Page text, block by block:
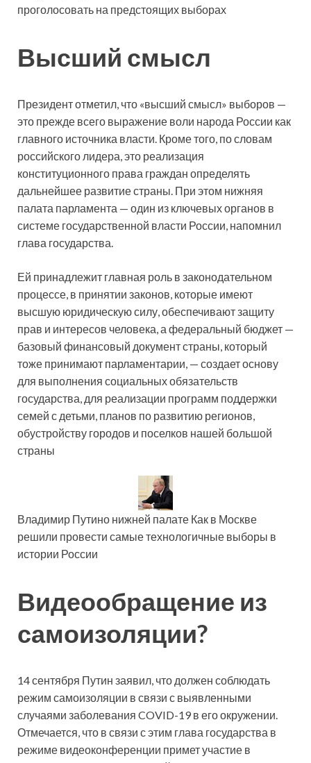
проголосовать на предстоящих выборах
Высший смысл
Президент отметил, что «высший смысл» выборов —
это прежде всего выражение воли народа России как
главного источника власти. Кроме того, по словам
российского лидера, это реализация
конституционного права граждан определять
дальнейшее развитие страны. При этом нижняя
палата парламента — один из ключевых органов в
системе государственной власти России, напомнил
глава государства.
Ей принадлежит главная роль в законодательном
процессе, в принятии законов, которые имеют
высшую юридическую силу, обеспечивают защиту
прав и интересов человека, а федеральный бюджет —
базовый финансовый документ страны, который
тоже принимают парламентарии, — создает основу
для выполнения социальных обязательств
государства, для реализации программ поддержки
семей с детьми, планов по развитию регионов,
обустройству городов и поселков нашей большой
страны
Владимир Путино нижней палате Как в Москве
решили провести самые технологичные выборы в
истории России
Видеообращение из
самоизоляции?
14 сентября Путин заявил, что должен соблюдать
режим самоизоляции в связи с выявленными
случаями заболевания COVID-19 в его окружении.
Отмечается, что в связи с этим глава государства в
режиме видеоконференции примет участие в